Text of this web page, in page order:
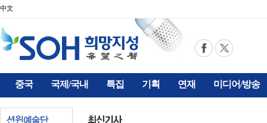
中文
중국 국제/국내 특집 기획 연재 미디어/방송